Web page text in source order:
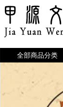
全部商品分类